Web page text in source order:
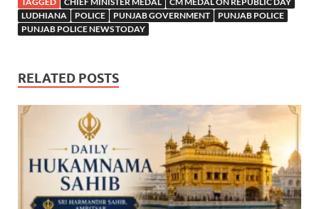
LUDHIANA
POLICE PUNJAB GOVERNMENT
PUNJAB POLICE
PUNJAB POLICE NEWS TODAY
RELATED POSTS